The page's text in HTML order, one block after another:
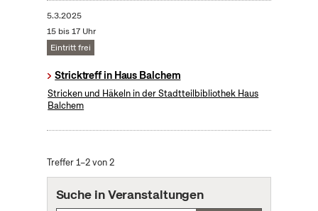
5.3.2025
15 bis 17 Uhr
Eintritt frei
Stricktreff in Haus Balchem
Stricken und Häkeln in der Stadtteilbibliothek Haus
Balchem
Treffer 1–2 von 2
Suche in Veranstaltungen